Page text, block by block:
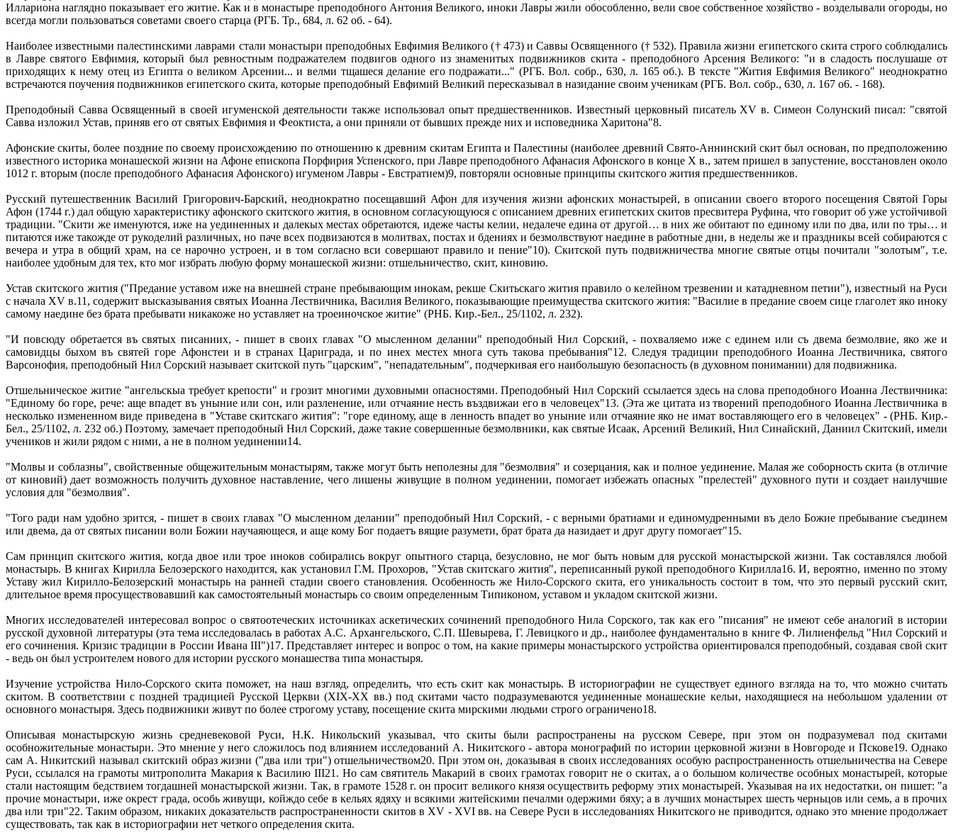
Иллариона наглядно показывает его житие. Как и в монастыре преподобного Антония Великого, иноки Лавры жили обособленно, вели свое собственное хозяйство - возделывали огороды, но
всегда могли пользоваться советами своего старца (РГБ. Тр., 684, л. 62 об. - 64).
Наиболее известными палестинскими лаврами стали монастыри преподобных Евфимия Великого († 473) и Саввы Освященного († 532). Правила жизни египетского скита строго соблюдались
в Лавре святого Евфимия, который был ревностным подражателем подвигов одного из знаменитых подвижников скита - преподобного Арсения Великого: "и в сладость послушаше от
приходящих к нему отец из Египта о великом Арсении... и велми тщашеся делание его подражати..." (РГБ. Вол. собр., 630, л. 165 об.). В тексте "Жития Евфимия Великого" неоднократно
встречаются поучения подвижников египетского скита, которые преподобный Евфимий Великий пересказывал в назидание своим ученикам (РГБ. Вол. собр., 630, л. 167 о6. - 168).
Преподобный Савва Освященный в своей игуменской деятельности также использовал опыт предшественников. Известный церковный писатель XV в. Симеон Солунский писал: "святой
Савва изложил Устав, приняв его от святых Евфимия и Феоктиста, а они приняли от бывших прежде них и исповедника Харитона"8.
Афонские скиты, более поздние по своему происхождению по отношению к древним скитам Египта и Палестины (наиболее древний Свято-Аннинский скит был основан, по предположению
известного историка монашеской жизни на Афоне епископа Порфирия Успенского, при Лавре преподобного Афанасия Афонского в конце Х в., затем пришел в запустение, восстановлен около
1012 г. вторым (после преподобного Афанасия Афонского) игуменом Лавры - Евстратием)9, повторяли основные принципы скитского жития предшественников.
Русский путешественник Василий Григорович-Барский, неоднократно посещавший Афон для изучения жизни афонских монастырей, в описании своего второго посещения Святой Горы
Афон (1744 г.) дал общую характеристику афонского скитского жития, в основном согласующуюся с описанием древних египетских скитов пресвитера Руфина, что говорит об уже устойчивой
традиции. "Скити же именуются, иже на уединенных и далекых местах обретаются, идеже часты келии, недалече едина от другой… в них же обитают по единому или по два, или по тры… и
питаются иже такожде от рукоделий различных, но паче всех подвизаются в молитвах, постах и бдениях и безмолвствуют наедине в работные дни, в неделы же и праздникы всей собираются с
вечера и утра в общий храм, на се нарочно устроен, и в том согласно вси совершают правило и пение"10). Скитской путь подвижничества многие святые отцы почитали "золотым", т.е.
наиболее удобным для тех, кто мог избрать любую форму монашеской жизни: отшельничество, скит, киновию.
Устав скитского жития ("Предание уставом иже на внешней стране пребывающим инокам, рекше Скитьскаго жития правило о келейном трезвении и катадневном петии"), известный на Руси
с начала XV в.11, содержит высказывания святых Иоанна Лествичника, Василия Великого, показывающие преимущества скитского жития: "Василие в предание своем сице глаголет яко иноку
самому наедине без брата пребывати никакоже но уставляет на троеиночское житие" (РНБ. Кир.-Бел., 25/1102, л. 232).
"И повсюду обретается въ святых писаниих, - пишет в своих главах "О мысленном делании" преподобный Нил Сорский, - похваляемо иже с единем или съ двема безмолвие, яко же и
самовидцы быхом въ святей горе Афонстеи и в странах Цариграда, и по инех местех многа суть такова пребывания"12. Следуя традиции преподобного Иоанна Лествичника, святого
Варсонофия, преподобный Нил Сорский называет скитской путь "царским", "непадательным", подчеркивая его наибольшую безопасность (в духовном понимании) для подвижника.
Отшельническое житие "ангельскыа требует крепости" и грозит многими духовными опасностями. Преподобный Нил Сорский ссылается здесь на слова преподобного Иоанна Лествичника:
"Единому бо горе, рече: аще впадет въ уныние или сон, или разленение, или отчаяние несть въздвижаи его в человецех"13. (Эта же цитата из творений преподобного Иоанна Лествичника в
несколько измененном виде приведена в "Уставе скитскаго жития": "горе единому, аще в ленность впадет во уныние или отчаяние яко не имат воставляющего его в человецех" - (РНБ. Кир.-
Бел., 25/1102, л. 232 об.) Поэтому, замечает преподобный Нил Сорский, даже такие совершенные безмолвники, как святые Исаак, Арсений Великий, Нил Синайский, Даниил Скитский, имели
учеников и жили рядом с ними, а не в полном уединении14.
"Молвы и соблазны", свойственные общежительным монастырям, также могут быть неполезны для "безмолвия" и созерцания, как и полное уединение. Малая же соборность скита (в отличие
от киновий) дает возможность получить духовное наставление, чего лишены живущие в полном уединении, помогает избежать опасных "прелестей" духовного пути и создает наилучшие
условия для "безмолвия".
"Того ради нам удобно зрится, - пишет в своих главах "О мысленном делании" преподобный Нил Сорский, - с верными братиами и единомудренными въ дело Божие пребывание съединем
или двема, да от святых писании воли Божии научаяющеся, и аще кому Бог подаетъ вящие разумети, брат брата да назидает и друг другу помогает"15.
Сам принцип скитского жития, когда двое или трое иноков собирались вокруг опытного старца, безусловно, не мог быть новым для русской монастырской жизни. Так составлялся любой
монастырь. В книгах Кирилла Белозерского находится, как установил Г.М. Прохоров, "Устав скитскаго жития", переписанный рукой преподобного Кирилла16. И, вероятно, именно по этому
Уставу жил Кирилло-Белозерский монастырь на ранней стадии своего становления. Особенность же Нило-Сорского скита, его уникальность состоит в том, что это первый русский скит,
длительное время просуществовавший как самостоятельный монастырь со своим определенным Типиконом, уставом и укладом скитской жизни.
Многих исследователей интересовал вопрос о святоотеческих источниках аскетических сочинений преподобного Нила Сорского, так как его "писания" не имеют себе аналогий в истории
русской духовной литературы (эта тема исследовалась в работах А.С. Архангельского, С.П. Шевырева, Г. Левицкого и др., наиболее фундаментально в книге Ф. Лилиенфельд "Нил Сорский и
его сочинения. Кризис традиции в России Ивана III")17. Представляет интерес и вопрос о том, на какие примеры монастырского устройства ориентировался преподобный, создавая свой скит
- ведь он был устроителем нового для истории русского монашества типа монастыря.
Изучение устройства Нило-Сорского скита поможет, на наш взгляд, определить, что есть скит как монастырь. В историографии не существует единого взгляда на то, что можно считать
скитом. В соответствии с поздней традицией Русской Церкви (ХIХ-ХХ вв.) под скитами часто подразумеваются уединенные монашеские кельи, находящиеся на небольшом удалении от
основного монастыря. Здесь подвижники живут по более строгому уставу, посещение скита мирскими людьми строго ограничено18.
Описывая монастырскую жизнь средневековой Руси, Н.К. Никольский указывал, что скиты были распространены на русском Севере, при этом он подразумевал под скитами
особножительные монастыри. Это мнение у него сложилось под влиянием исследований А. Никитского - автора монографий по истории церковной жизни в Новгороде и Пскове19. Однако
сам А. Никитский называл скитский образ жизни ("два или три") отшельничеством20. При этом он, доказывая в своих исследованиях особую распространенность отшельничества на Севере
Руси, ссылался на грамоты митрополита Макария к Василию III21. Но сам святитель Макарий в своих грамотах говорит не о скитах, а о большом количестве особных монастырей, которые
стали настоящим бедствием тогдашней монастырской жизни. Так, в грамоте 1528 г. он просит великого князя осуществить реформу этих монастырей. Указывая на их недостатки, он пишет: "а
прочие монастыри, иже окрест града, особь живущи, койждо себе в кельях ядяху и всякими житейскими печалми одержими бяху; а в лучших монастырех шесть черньцов или семь, а в прочих
два или три"22. Таким образом, никаких доказательств распространенности скитов в XV - XVI вв. на Севере Руси в исследованиях Никитского не приводится, однако это мнение продолжает
существовать, так как в историографии нет четкого определения скита.